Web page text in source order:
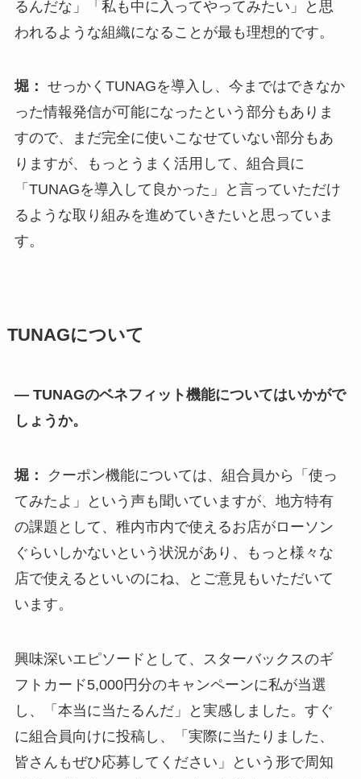
るんだな」「私も中に入ってやってみたい」と思
われるような組織になることが最も理想的です。
堀： せっかくTUNAGを導入し、今まではできなか
った情報発信が可能になったという部分もありま
すので、まだ完全に使いこなせていない部分もあ
りますが、もっとうまく活用して、組合員に
「TUNAGを導入して良かった」と言っていただけ
るような取り組みを進めていきたいと思っていま
す。
TUNAGについて
— TUNAGのベネフィット機能についてはいかがで
しょうか。
堀：
クーポン機能については、組合員から「使っ
てみたよ」という声も聞いていますが、地方特有
の課題として、稚内市内で使えるお店がローソン
ぐらいしかないという状況があり、もっと様々な
店で使えるといいのにね、とご意見もいただいて
います。
興味深いエピソードとして、スターバックスのギ
フトカード5,000円分のキャンペーンに私が当選
し、「本当に当たるんだ」と実感しました。すぐ
に組合員向けに投稿し、「実際に当たりました、
皆さんもぜひ応募してください」という形で周知